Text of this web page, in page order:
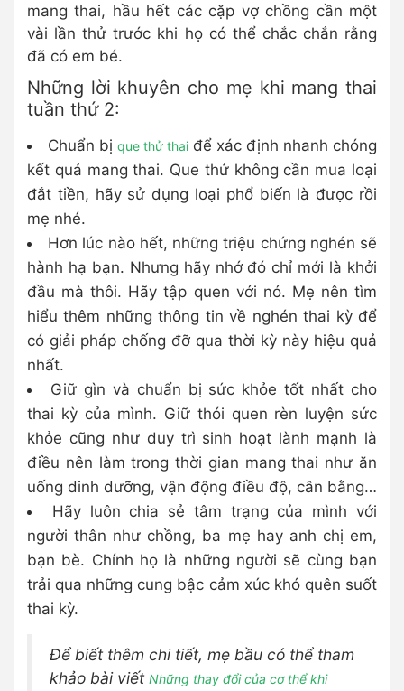
mang thai, hầu hết các cặp vợ chồng cần một
vài lần thử trước khi họ có thể chắc chắn rằng
đã có em bé.
Những lời khuyên cho mẹ khi mang thai
tuần thứ 2:
Chuẩn bị que thử thai để xác định nhanh chóng
kết quả mang thai. Que thử không cần mua loại
đắt tiền, hãy sử dụng loại phổ biến là được rồi
mẹ nhé.
Hơn lúc nào hết, những triệu chứng nghén sẽ
hành hạ bạn. Nhưng hãy nhớ đó chỉ mới là khởi
đầu mà thôi. Hãy tập quen với nó. Mẹ nên tìm
hiểu thêm những thông tin về nghén thai kỳ để
có giải pháp chống đỡ qua thời kỳ này hiệu quả
nhất.
Giữ gìn và chuẩn bị sức khỏe tốt nhất cho
thai kỳ của mình. Giữ thói quen rèn luyện sức
khỏe cũng như duy trì sinh hoạt lành mạnh là
điều nên làm trong thời gian mang thai như ăn
uống dinh dưỡng, vận động điều độ, cân bằng…
Hãy luôn chia sẻ tâm trạng của mình với
người thân như chồng, ba mẹ hay anh chị em,
bạn bè. Chính họ là những người sẽ cùng bạn
trải qua những cung bậc cảm xúc khó quên suốt
thai kỳ.
Để biết thêm chi tiết, mẹ bầu có thể tham
khảo bài viết Những thay đổi của cơ thể khi